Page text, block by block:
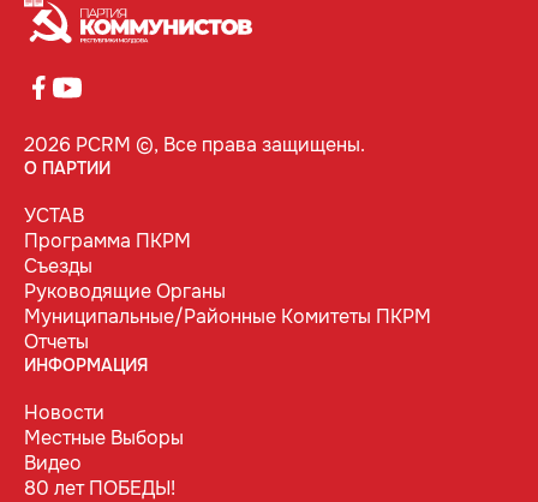
2026 PCRM ©, Все права защищены.
О ПАРТИИ
УСТАВ
Программа ПКРМ
Съезды
Руководящие Органы
Муниципальные/Районные Комитеты ПКРМ
Отчеты
ИНФОРМАЦИЯ
Новости
Местные Выборы
Видео
80 лет ПОБЕДЫ!